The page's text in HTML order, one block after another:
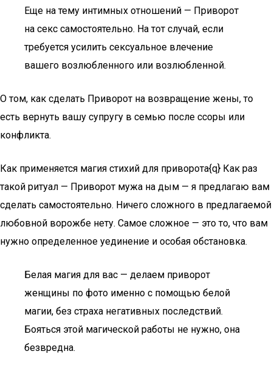
Еще на тему интимных отношений — Приворот
на секс самостоятельно. На тот случай, если
требуется усилить сексуальное влечение
вашего возлюбленного или возлюбленной.
О том, как сделать Приворот на возвращение жены, то
есть вернуть вашу супругу в семью после ссоры или
конфликта.
Как применяется магия стихий для приворота{q} Как раз
такой ритуал — Приворот мужа на дым — я предлагаю вам
сделать самостоятельно. Ничего сложного в предлагаемой
любовной ворожбе нету. Самое сложное — это то, что вам
нужно определенное уединение и особая обстановка.
Белая магия для вас — делаем приворот
женщины по фото именно с помощью белой
магии, без страха негативных последствий.
Бояться этой магической работы не нужно, она
безвредна.